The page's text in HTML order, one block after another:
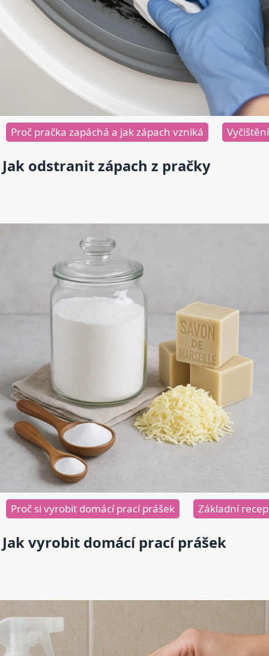
Proč pračka zapáchá a jak zápach vzniká
Jak odstranit zápach z pračky
Proč si vyrobit domácí prací prášek Základní
Jak vyrobit domácí prací prášek